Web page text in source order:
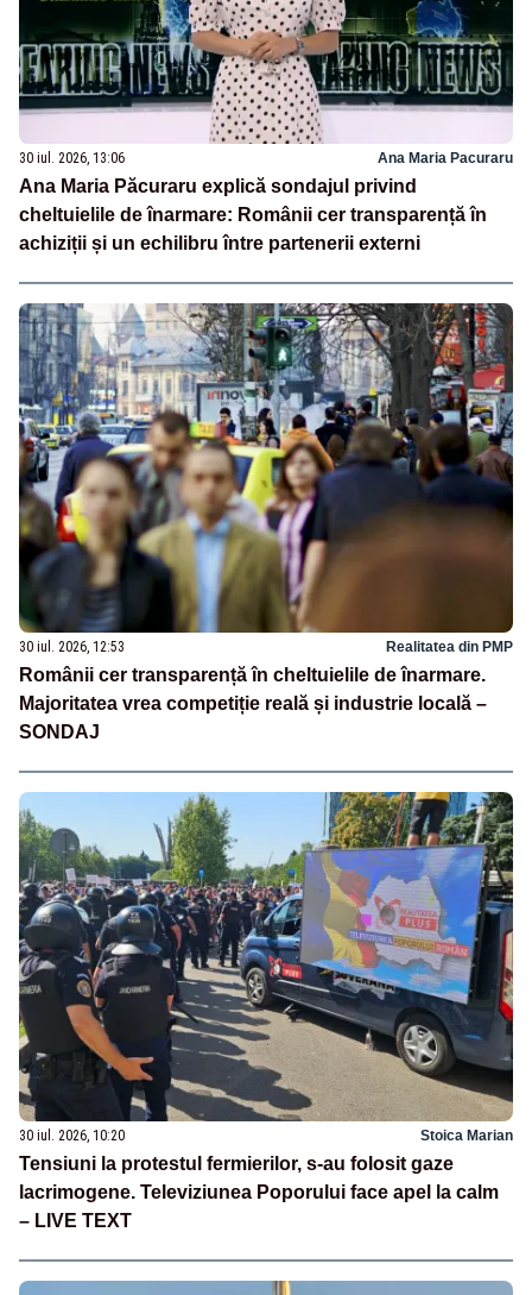
30 iul. 2026, 13:06 Ana Maria Pacuraru
Ana Maria Păcuraru explică sondajul privind
cheltuielile de înarmare: Românii cer transparență în
achiziții și un echilibru între partenerii externi
30 iul. 2026, 12:53 Realitatea din PMP
Românii cer transparență în cheltuielile de înarmare.
Majoritatea vrea competiție reală și industrie locală –
SONDAJ
30 iul. 2026, 10:20 Stoica Marian
Tensiuni la protestul fermierilor, s-au folosit gaze
lacrimogene. Televiziunea Poporului face apel la calm
– LIVE TEXT